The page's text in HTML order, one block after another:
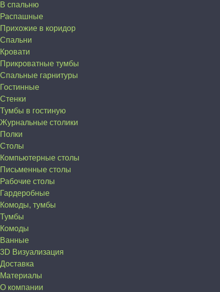
В спальню
Распашные
Прихожие в коридор
Спальни
Кровати
Прикроватные тумбы
Спальные гарнитуры
Гостинные
Стенки
Тумбы в гостиную
Журнальные столики
Полки
Столы
Компьютерные столы
Письменные столы
Рабочие столы
Гардеробные
Комоды, тумбы
Тумбы
Комоды
Ванные
3D Визуализация
Доставка
Материалы
О компании